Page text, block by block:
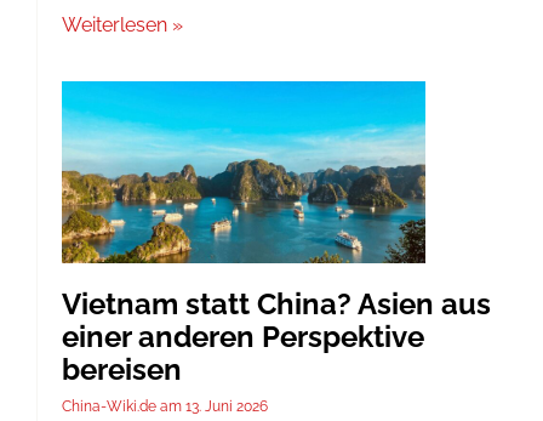
Weiterlesen »
Vietnam statt China? Asien aus
einer anderen Perspektive
bereisen
China-Wiki.de 13. Juni 2026